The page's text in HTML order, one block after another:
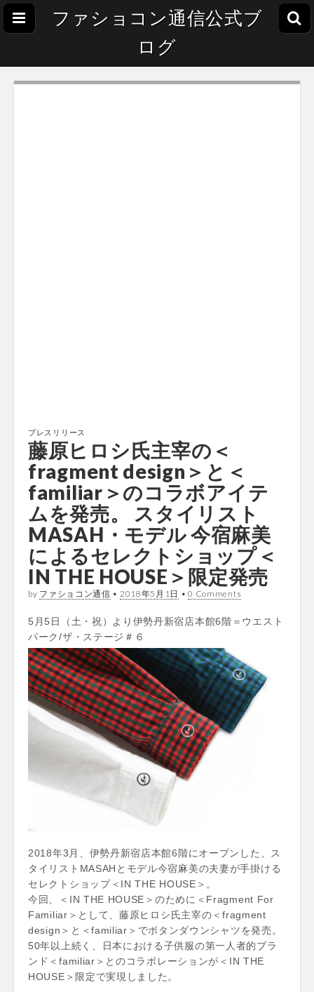
ファショコン通信公式ブ
ログ
プレスリリース
藤原ヒロシ氏主宰の＜
fragment design＞と＜
familiar＞のコラボアイテ
ムを発売。 スタイリスト
MASAH・モデル 今宿麻美
によるセレクトショップ＜
IN THE HOUSE＞限定発売
by ファショコン通信 • 2018年5月1日 •0 Comments
5月5日（土・祝）より伊勢丹新宿店本館6階＝ウエスト
パーク/ザ・ステージ＃６
2018年3月、伊勢丹新宿店本館6階にオープンした、ス
タイリストMASAHとモデル今宿麻美の夫妻が手掛ける
セレクトショップ＜IN THE HOUSE＞。
今回、＜IN THE HOUSE＞のために＜Fragment For
Familiar＞として、藤原ヒロシ氏主宰の＜fragment
design＞と＜familiar＞でボタンダウンシャツを発売。
50年以上続く、日本における子供服の第一人者的ブラ
ンド＜familiar＞とのコラボレーションが＜IN THE
HOUSE＞限定で実現しました。